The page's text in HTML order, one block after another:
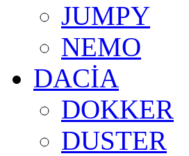
JUMPY
NEMO
DACİA
DOKKER
DUSTER